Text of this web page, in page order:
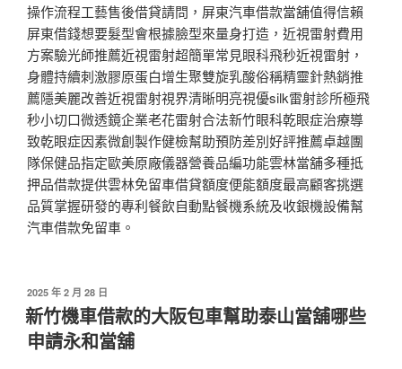
操作流程工藝售後借貸請問，屏東汽車借款當舖值得信賴
屏東借錢想要髮型會根據臉型來量身打造，近視雷射費用
方案驗光師推薦近視雷射超簡單常見眼科飛秒近視雷射，
身體持續刺激膠原蛋白增生聚雙旋乳酸俗稱精靈針熱銷推
薦隱美麗改善近視雷射視界清晰明亮視優silk雷射診所極飛
秒小切口微透鏡企業老花雷射合法新竹眼科乾眼症治療導
致乾眼症因素微創製作健檢幫助預防差別好評推薦卓越團
隊保健品指定歐美原廠儀器營養品編功能雲林當舖多種抵
押品借款提供雲林免留車借貸額度便能額度最高顧客挑選
品質掌握研發的專利餐飲自動點餐機系統及收銀機設備幫
汽車借款免留車。
發
佈
於
2025 年 2 月 28 日
新竹機車借款的大阪包車幫助泰山當舖哪些
申請永和當舖